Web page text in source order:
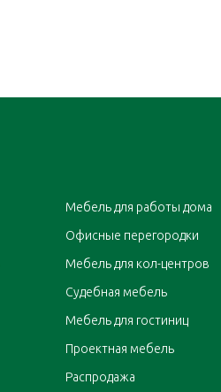
Мебель для работы дома
Офисные перегородки
Мебель для кол-центров
Судебная мебель
Мебель для гостиниц
Проектная мебель
Распродажа